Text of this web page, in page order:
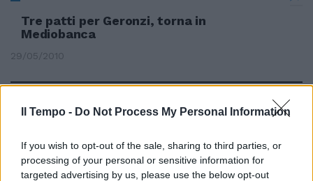
Il Tempo - Do Not Process My Personal Information
If you wish to opt-out of the sale, sharing to third parties, or
processing of your personal or sensitive information for
targeted advertising by us, please use the below opt-out
Tre patti per Geronzi, torna in
Mediobanca
29/05/2010
Tuck & Patti La magia del duo